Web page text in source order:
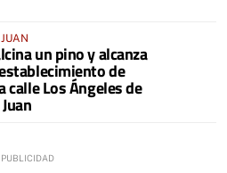
un pino y alcanza
de
calle Los Ángeles de